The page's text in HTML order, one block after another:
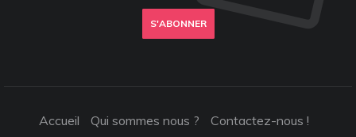
S'ABONNER
Accueil Qui sommes nous ? Contactez-nous !